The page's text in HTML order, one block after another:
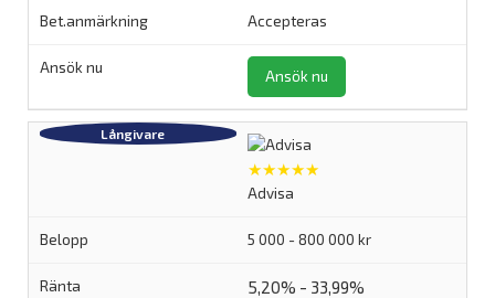
Accepteras
Ansök nu
★★★★★
Advisa
5 000 - 800 000 kr
5,20% - 33,99%